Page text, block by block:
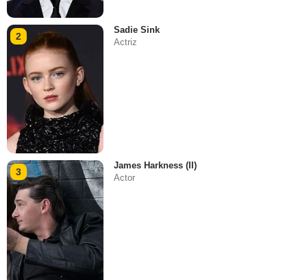
2
Sadie Sink
Actriz
3
James Harkness (II)
Actor